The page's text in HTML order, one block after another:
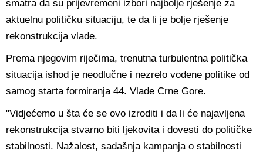
smatra da su prijevremeni izbori najbolje rješenje za
aktuelnu političku situaciju, te da li je bolje rješenje
rekonstrukcija vlade.
Prema njegovim riječima, trenutna turbulentna politička
situacija ishod je neodlučne i nezrelo vođene politike od
samog starta formiranja 44. Vlade Crne Gore.
"Vidjećemo u šta će se ovo izroditi i da li će najavljena
rekonstrukcija stvarno biti ljekovita i dovesti do političke
stabilnosti. Nažalost, sadašnja kampanja o stabilnosti